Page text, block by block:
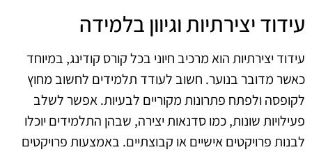
עידוד יצירתיות וגיוון בלמידה
עידוד יצירתיות הוא מרכיב חיוני בכל קורס קודינג, במיוחד
כאשר מדובר בנוער. חשוב לעודד תלמידים לחשוב מחוץ
לקופסה ולפתח פתרונות מקוריים לבעיות. אפשר לשלב
פעילויות שונות, כמו סדנאות יצירה, שבהן התלמידים יוכלו
לבנות פרויקטים אישיים או קבוצתיים. באמצעות פרויקטים